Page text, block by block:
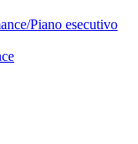
Piano esecutivo